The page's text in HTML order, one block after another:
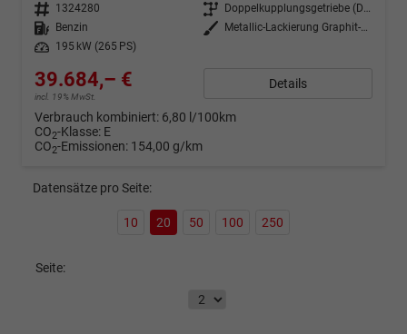
Fahrzeugnr. 1324280 Getriebe
Doppelkupplungsgetriebe (DSG)
Kraftstoff
Benzin Außenfarbe
Metallic-Lackierung Graphit-Grau
Leistung
195 kW (265 PS)
39.684,– €
incl. 19% MwSt.
Details
Verbrauch kombiniert: 6,80 l/100km
CO2-Klasse: E
CO2-Emissionen: 154,00 g/km
Datensätze pro Seite:
10 20 50 100 250
Seite: